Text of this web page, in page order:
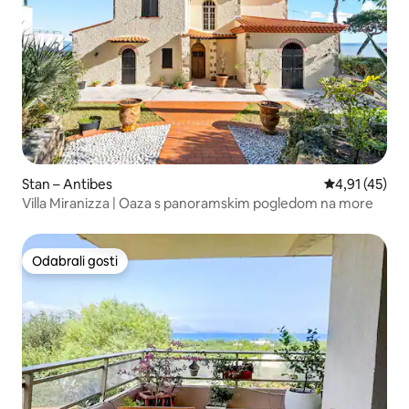
Stan – Antibes Prosječna
4,91 (45)
Villa Miranizza | Oaza s panoramskim pogledom na more
Odabrali gosti
Odabrali gosti